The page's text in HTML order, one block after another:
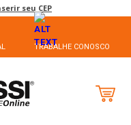
seu CEP
TRABALHE CONOSCO